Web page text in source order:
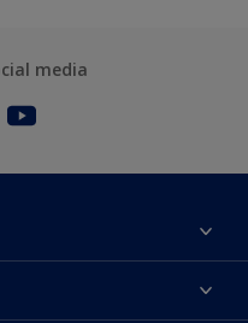
media